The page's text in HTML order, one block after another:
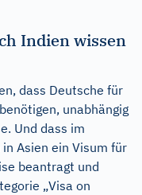
Indien wissen
dass Deutsche für
unabhängig
Und dass im
Asien ein Visum für
beantragt und
„Visa on